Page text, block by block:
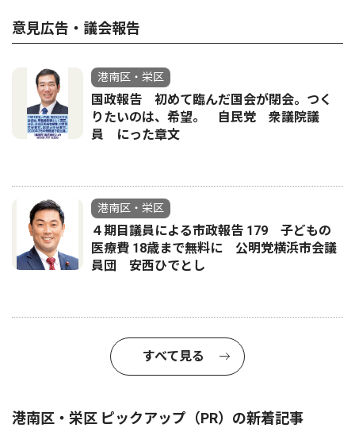
意見広告・議会報告
港南区・栄区
国政報告 初めて臨んだ国会が閉会。つく
りたいのは、希望。 自民党 衆議院議
員 にった章文
港南区・栄区
４期目議員による市政報告 179 子どもの
医療費 18歳まで無料に 公明党横浜市会議
員団 安西ひでとし
すべて見る
港南区・栄区 ピックアップ（PR）の新着記事